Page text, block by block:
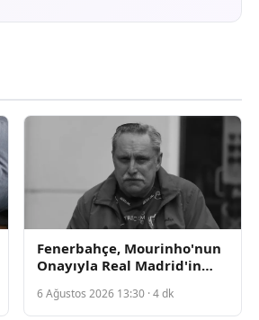
Fenerbahçe, Mourinho'nun
Onayıyla Real Madrid'in
Kadrosuna Almak İstiyor
6 Ağustos 2026 13:30 · 4 dk